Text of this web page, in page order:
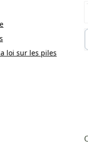
loi sur les piles